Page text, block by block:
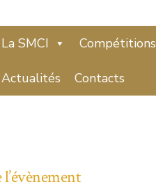
La SMCI Compétitions
Actualités Contacts